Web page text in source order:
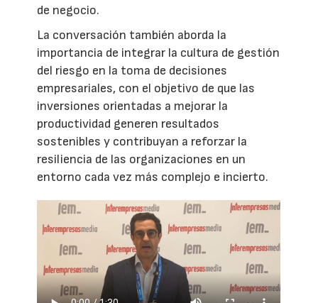
de negocio.
La conversación también aborda la
importancia de integrar la cultura de gestión
del riesgo en la toma de decisiones
empresariales, con el objetivo de que las
inversiones orientadas a mejorar la
productividad generen resultados
sostenibles y contribuyan a reforzar la
resiliencia de las organizaciones en un
entorno cada vez más complejo e incierto.